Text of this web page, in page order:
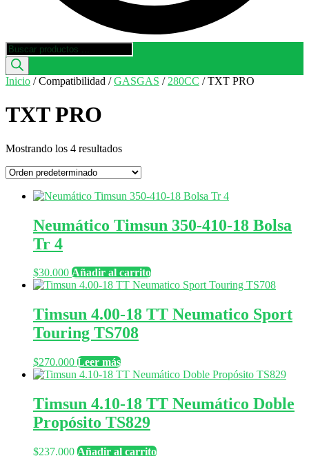
Búsqueda
de
productos
Inicio / Compatibilidad /GASGAS / 280CC / TXT PRO
TXT PRO
Mostrando los 4 resultados
Neumático Timsun 350-410-18 Bolsa
Tr 4
$30.000 Añadir al carrito
Timsun 4.00-18 TT Neumatico Sport
Touring TS708
$270.000 Leer más
Timsun 4.10-18 TT Neumático Doble
Propósito TS829
$237.000 Añadir al carrito